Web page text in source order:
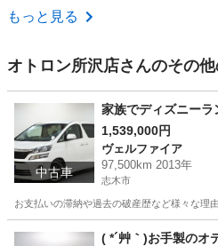
埼玉 八潮市
もっと見る
オトロン所沢店さんのその
中古車
家族でディズニー
1,539,000円
ヴェルファイア
97,500km 2013年
志木市
お支払いの滞納や過去の破産歴など様々な理
埼玉 志木市 ヴェルファイア オ
( *´艸｀)お手製のオ